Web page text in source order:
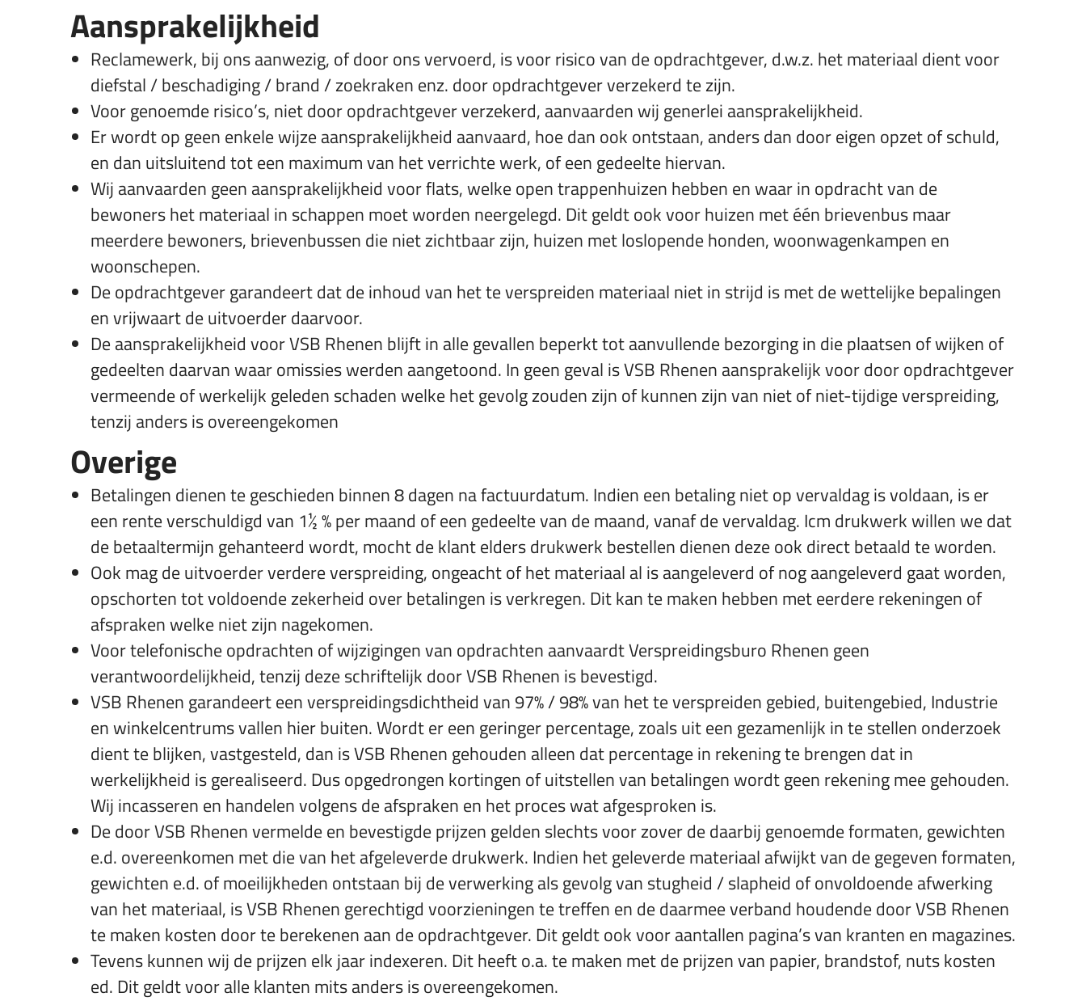
Aansprakelijkheid
Reclamewerk, bij ons aanwezig, of door ons vervoerd, is voor risico van de opdrachtgever, d.w.z. het materiaal dient voor
diefstal / beschadiging / brand / zoekraken enz. door opdrachtgever verzekerd te zijn.
Voor genoemde risico’s, niet door opdrachtgever verzekerd, aanvaarden wij generlei aansprakelijkheid.
Er wordt op geen enkele wijze aansprakelijkheid aanvaard, hoe dan ook ontstaan, anders dan door eigen opzet of schuld,
en dan uitsluitend tot een maximum van het verrichte werk, of een gedeelte hiervan.
Wij aanvaarden geen aansprakelijkheid voor flats, welke open trappenhuizen hebben en waar in opdracht van de
bewoners het materiaal in schappen moet worden neergelegd. Dit geldt ook voor huizen met één brievenbus maar
meerdere bewoners, brievenbussen die niet zichtbaar zijn, huizen met loslopende honden, woonwagenkampen en
woonschepen.
De opdrachtgever garandeert dat de inhoud van het te verspreiden materiaal niet in strijd is met de wettelijke bepalingen
en vrijwaart de uitvoerder daarvoor.
De aansprakelijkheid voor VSB Rhenen blijft in alle gevallen beperkt tot aanvullende bezorging in die plaatsen of wijken of
gedeelten daarvan waar omissies werden aangetoond. In geen geval is VSB Rhenen aansprakelijk voor door opdrachtgever
vermeende of werkelijk geleden schaden welke het gevolg zouden zijn of kunnen zijn van niet of niet-tijdige verspreiding,
tenzij anders is overeengekomen
Overige
Betalingen dienen te geschieden binnen 8 dagen na factuurdatum. Indien een betaling niet op vervaldag is voldaan, is er
een rente verschuldigd van 1½ % per maand of een gedeelte van de maand, vanaf de vervaldag. Icm drukwerk willen we dat
de betaaltermijn gehanteerd wordt, mocht de klant elders drukwerk bestellen dienen deze ook direct betaald te worden.
Ook mag de uitvoerder verdere verspreiding, ongeacht of het materiaal al is aangeleverd of nog aangeleverd gaat worden,
opschorten tot voldoende zekerheid over betalingen is verkregen. Dit kan te maken hebben met eerdere rekeningen of
afspraken welke niet zijn nagekomen.
Voor telefonische opdrachten of wijzigingen van opdrachten aanvaardt Verspreidingsburo Rhenen geen
verantwoordelijkheid, tenzij deze schriftelijk door VSB Rhenen is bevestigd.
VSB Rhenen garandeert een verspreidingsdichtheid van 97% / 98% van het te verspreiden gebied, buitengebied, Industrie
en winkelcentrums vallen hier buiten. Wordt er een geringer percentage, zoals uit een gezamenlijk in te stellen onderzoek
dient te blijken, vastgesteld, dan is VSB Rhenen gehouden alleen dat percentage in rekening te brengen dat in
werkelijkheid is gerealiseerd. Dus opgedrongen kortingen of uitstellen van betalingen wordt geen rekening mee gehouden.
Wij incasseren en handelen volgens de afspraken en het proces wat afgesproken is.
De door VSB Rhenen vermelde en bevestigde prijzen gelden slechts voor zover de daarbij genoemde formaten, gewichten
e.d. overeenkomen met die van het afgeleverde drukwerk. Indien het geleverde materiaal afwijkt van de gegeven formaten,
gewichten e.d. of moeilijkheden ontstaan bij de verwerking als gevolg van stugheid / slapheid of onvoldoende afwerking
van het materiaal, is VSB Rhenen gerechtigd voorzieningen te treffen en de daarmee verband houdende door VSB Rhenen
te maken kosten door te berekenen aan de opdrachtgever. Dit geldt ook voor aantallen pagina’s van kranten en magazines.
Tevens kunnen wij de prijzen elk jaar indexeren. Dit heeft o.a. te maken met de prijzen van papier, brandstof, nuts kosten
ed. Dit geldt voor alle klanten mits anders is overeengekomen.